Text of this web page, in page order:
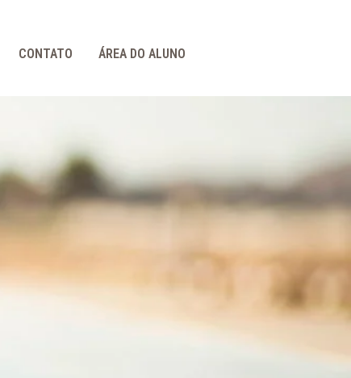
CONTATO ÁREA DO ALUNO